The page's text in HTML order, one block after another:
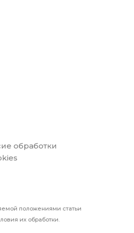
обработки
положениями статьи
их обработки.